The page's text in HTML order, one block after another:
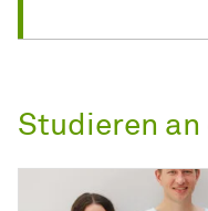
Studieren an